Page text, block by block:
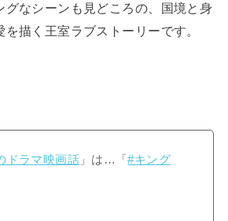
グなシーンも見どころの、国境と身
描く王室ラブストーリーです。
ドラマ映画話」は…「#キング